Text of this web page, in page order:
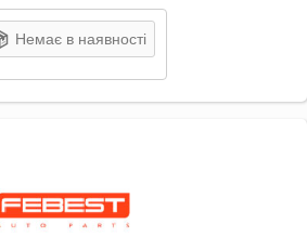
Немає в наявності